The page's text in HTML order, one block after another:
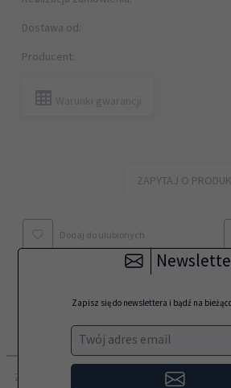
Dostawa od:
Producent:
Warunki gwarancji
ZAPYTAJ O
Dodaj do ulubionych
OPIS PRODUKTU
Zamiennik Kyocera przeznaczony do modeli:
Zapisz się do newslettera i bądź na
Twój adres email